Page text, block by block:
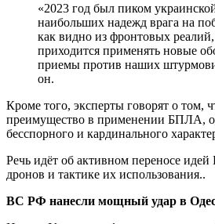
«2023 год был пиком
наибольших надежд врага на
как видно из фронтовых
приходится применять новые
приемы против наших
он.
Кроме того, эксперты говорят о том,
преимущество в применении БПЛА,
бесспорного и кардинального
Речь идёт об активном переносе
дронов и тактике их использования..
ВС РФ нанесли мощный удар в